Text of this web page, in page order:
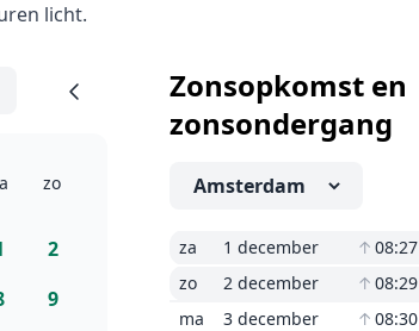
licht.
zo
2
9
Zonsopkomst en
zonsondergang
za 1 december ↑ 08:27
zo
2 december ↑ 08:29
ma
3 december ↑ 08:30